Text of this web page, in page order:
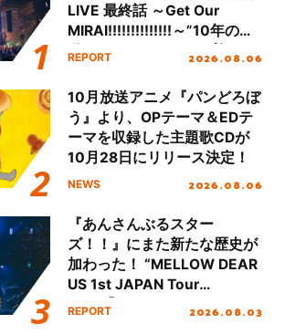
LIVE 最終話 ～Get Our
MIRAI!!!!!!!!!!!!!!～”10年の活
動を経てファイナルを迎える
REPORT 2026.08.06
10月放送アニメ『パンどろぼ
う』より、OPテーマ＆EDテ
ーマを収録した主題歌CDが
10月28日にリリース決定！
NEWS 2026.08.06
『あんさんぶるスター
ズ！！』にまた新たな歴史が
加わった！ “MELLOW DEAR
US 1st JAPAN Tour
Final「NICE to meet YOU
REPORT 2026.08.03